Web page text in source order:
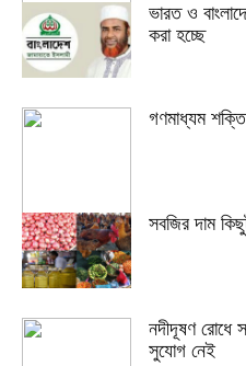
ভারত ও
করা হচ্ছে
গণমাধ্যম
সবজির দাম
নদীদূষণ রোধে
সুযোগ নেই